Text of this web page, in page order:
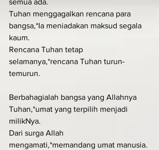
semua ada.
Tuhan menggagalkan rencana para
bangsa,*Ia meniadakan maksud segala
kaum.
Rencana Tuhan tetap
selamanya,*rencana Tuhan turun-
temurun.
Berbahagialah bangsa yang Allahnya
Tuhan,*umat yang terpilih menjadi
milikNya.
Dari surga Allah
mengamati,*memandang umat manusia.